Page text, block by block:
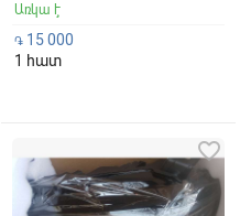
Առկա է
֏15 000
1 հատ
favorite_border